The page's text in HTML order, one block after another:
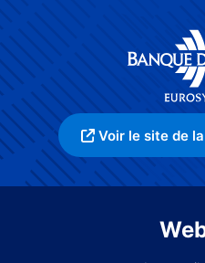
Voir le site de